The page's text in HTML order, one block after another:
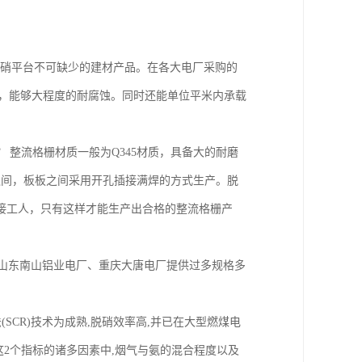
台不可缺少的建材产品。在各大电厂采购的
能够大程度的耐腐蚀。同时还能单位平米内承载
整流格栅材质一般为Q345材质，具备大的耐磨
，板板之间采用开孔插接满焊的方式生产。脱
人，只有这样才能生产出合格的整流格栅产
南山铝业电厂、重庆大唐电厂提供过多规格多
技术为成熟,脱硝效率高,并已在大型燃煤电
个指标的诸多因素中,烟气与氨的混合程度以及